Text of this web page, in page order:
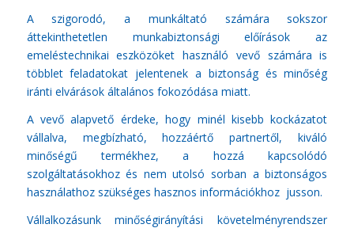
A szigorodó, a munkáltató számára sokszor
áttekinthetetlen munkabiztonsági előírások az
emeléstechnikai eszközöket használó vevő számára is
többlet feladatokat jelentenek a biztonság és minőség
iránti elvárások általános fokozódása miatt.
A vevő alapvető érdeke, hogy minél kisebb kockázatot
vállalva, megbízható, hozzáértő partnertől, kiváló
minőségű termékhez, a hozzá kapcsolódó
szolgáltatásokhoz és nem utolsó sorban a biztonságos
használathoz szükséges hasznos információkhoz jusson.
Vállalkozásunk minőségirányítási követelményrendszer